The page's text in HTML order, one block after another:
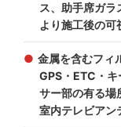
ス、助手席ガラ
より施工後の可
金属を含むフィ
GPS・ETC・
サー部の有る場
室内テレビアン